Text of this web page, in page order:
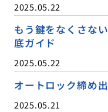
2025.05.22
もう鍵をなくさな
底ガイド
2025.05.22
オートロック締め
2025.05.21